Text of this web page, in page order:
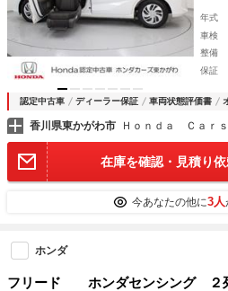
年式
車検
整備
保証
認定中古車 ディーラー保証 車両状態評価書
香川県東かがわ市
在庫を確認・見積り
今あなたの他に3人
ホンダ
フリード ホンダセンシング ２